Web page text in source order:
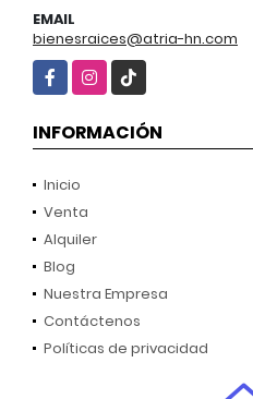
EMAIL
bienesraices@atria-hn.com
FacebookInstagram
TikTok
INFORMACIÓN
Inicio
Venta
Alquiler
Blog
Nuestra Empresa
Contáctenos
Políticas de privacidad